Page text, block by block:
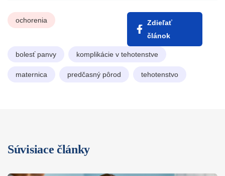
ochorenia
Zdieľať
článok
bolesť panvy komplikácie v tehotenstve
maternica predčasný pôrod tehotenstvo
Súvisiace články